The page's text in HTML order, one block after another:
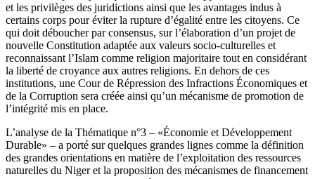
et les privilèges des juridictions ainsi que les avantages indus à
certains corps pour éviter la rupture d’égalité entre les citoyens. Ce
qui doit déboucher par consensus, sur l’élaboration d’un projet de
nouvelle Constitution adaptée aux valeurs socio-culturelles et
reconnaissant l’Islam comme religion majoritaire tout en considérant
la liberté de croyance aux autres religions. En dehors de ces
institutions, une Cour de Répression des Infractions Économiques et
de la Corruption sera créée ainsi qu’un mécanisme de promotion de
l’intégrité mis en place.
L’analyse de la Thématique n°3 – «Économie et Développement
Durable» – a porté sur quelques grandes lignes comme la définition
des grandes orientations en matière de l’exploitation des ressources
naturelles du Niger et la proposition des mécanismes de financement